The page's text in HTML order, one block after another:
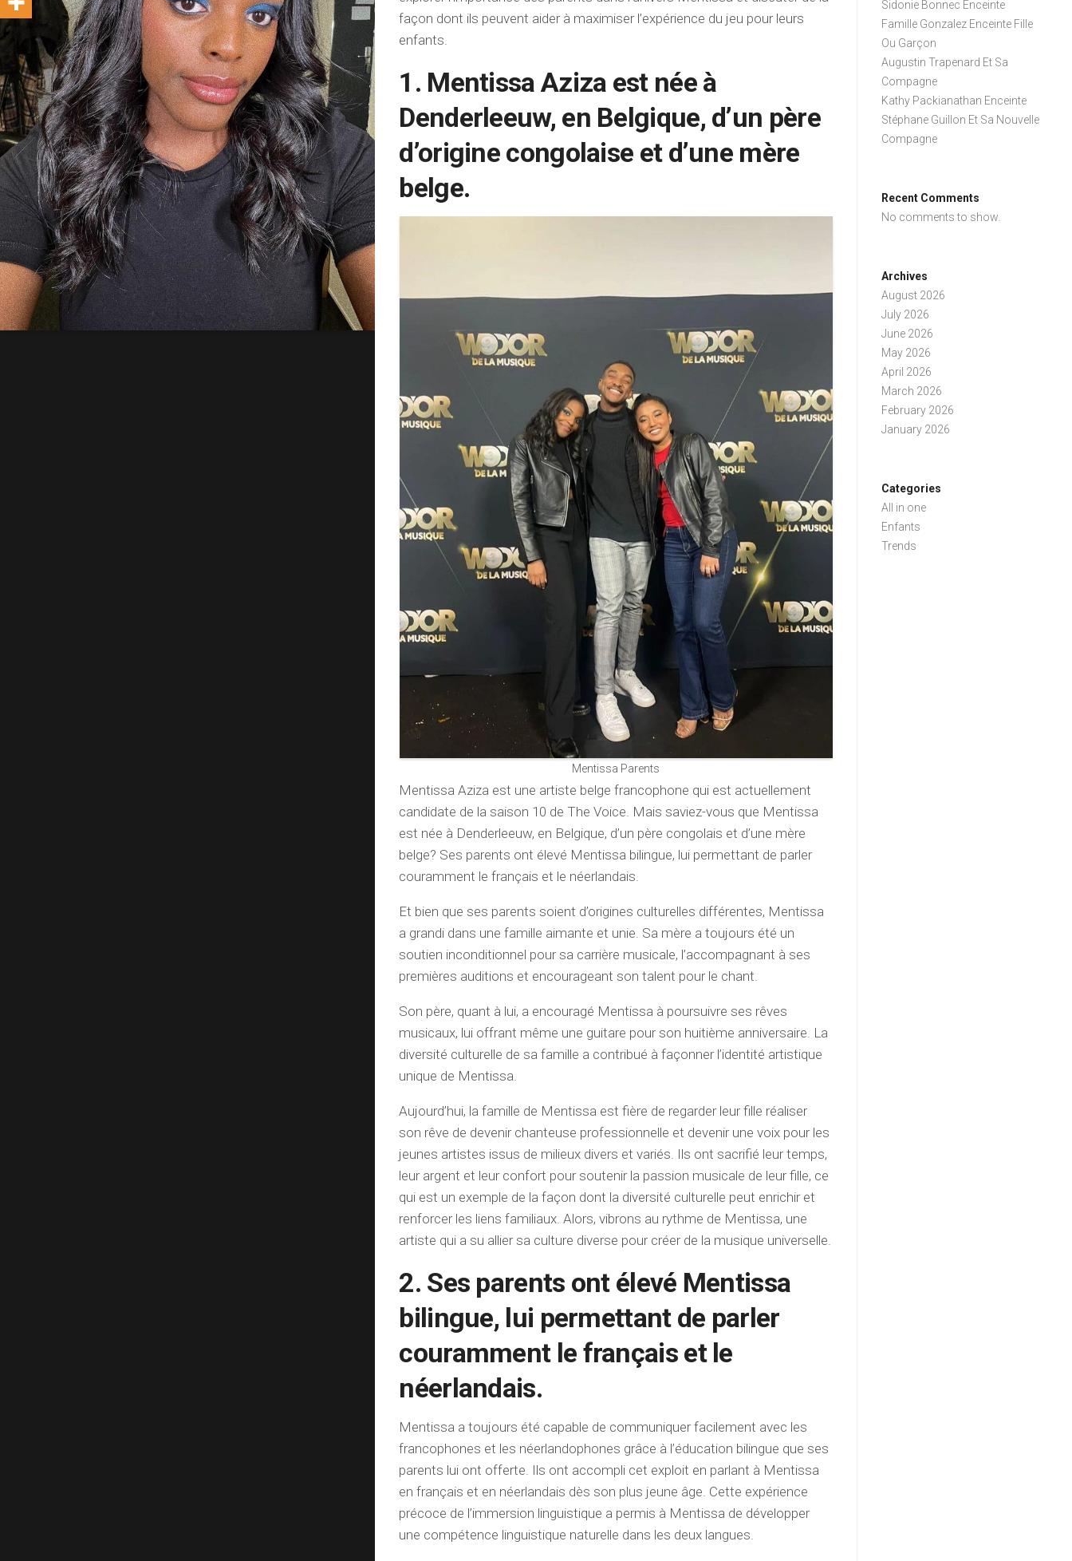
façon dont ils peuvent aider à maximiser l’expérience du jeu pour leurs
enfants.
1. Mentissa Aziza est née à
Denderleeuw, en Belgique, d’un père
d’origine congolaise et d’une mère
belge.
Mentissa Parents
Mentissa Aziza est une artiste belge francophone qui est actuellement
candidate de la saison 10 de The Voice. Mais saviez-vous que Mentissa
est née à Denderleeuw, en Belgique, d’un père congolais et d’une mère
belge? Ses parents ont élevé Mentissa bilingue, lui permettant de parler
couramment le français et le néerlandais.
Et bien que ses parents soient d’origines culturelles différentes, Mentissa
a grandi dans une famille aimante et unie. Sa mère a toujours été un
soutien inconditionnel pour sa carrière musicale, l’accompagnant à ses
premières auditions et encourageant son talent pour le chant.
Son père, quant à lui, a encouragé Mentissa à poursuivre ses rêves
musicaux, lui offrant même une guitare pour son huitième anniversaire. La
diversité culturelle de sa famille a contribué à façonner l’identité artistique
unique de Mentissa.
Aujourd’hui, la famille de Mentissa est fière de regarder leur fille réaliser
son rêve de devenir chanteuse professionnelle et devenir une voix pour les
jeunes artistes issus de milieux divers et variés. Ils ont sacrifié leur temps,
leur argent et leur confort pour soutenir la passion musicale de leur fille, ce
qui est un exemple de la façon dont la diversité culturelle peut enrichir et
renforcer les liens familiaux. Alors, vibrons au rythme de Mentissa, une
artiste qui a su allier sa culture diverse pour créer de la musique universelle.
2. Ses parents ont élevé Mentissa
bilingue, lui permettant de parler
couramment le français et le
néerlandais.
Mentissa a toujours été capable de communiquer facilement avec les
francophones et les néerlandophones grâce à l’éducation bilingue que ses
parents lui ont offerte. Ils ont accompli cet exploit en parlant à Mentissa
en français et en néerlandais dès son plus jeune âge. Cette expérience
précoce de l’immersion linguistique a permis à Mentissa de développer
une compétence linguistique naturelle dans les deux langues.
Sidonie Bonnec Enceinte
Famille Gonzalez Enceinte Fille
Ou Garçon
Augustin Trapenard Et Sa
Compagne
Kathy Packianathan Enceinte
Stéphane Guillon Et Sa Nouvelle
Compagne
Recent Comments
No comments to show.
Archives
August 2026
July 2026
June 2026
May 2026
April 2026
March 2026
February 2026
January 2026
Categories
All in one
Enfants
Trends